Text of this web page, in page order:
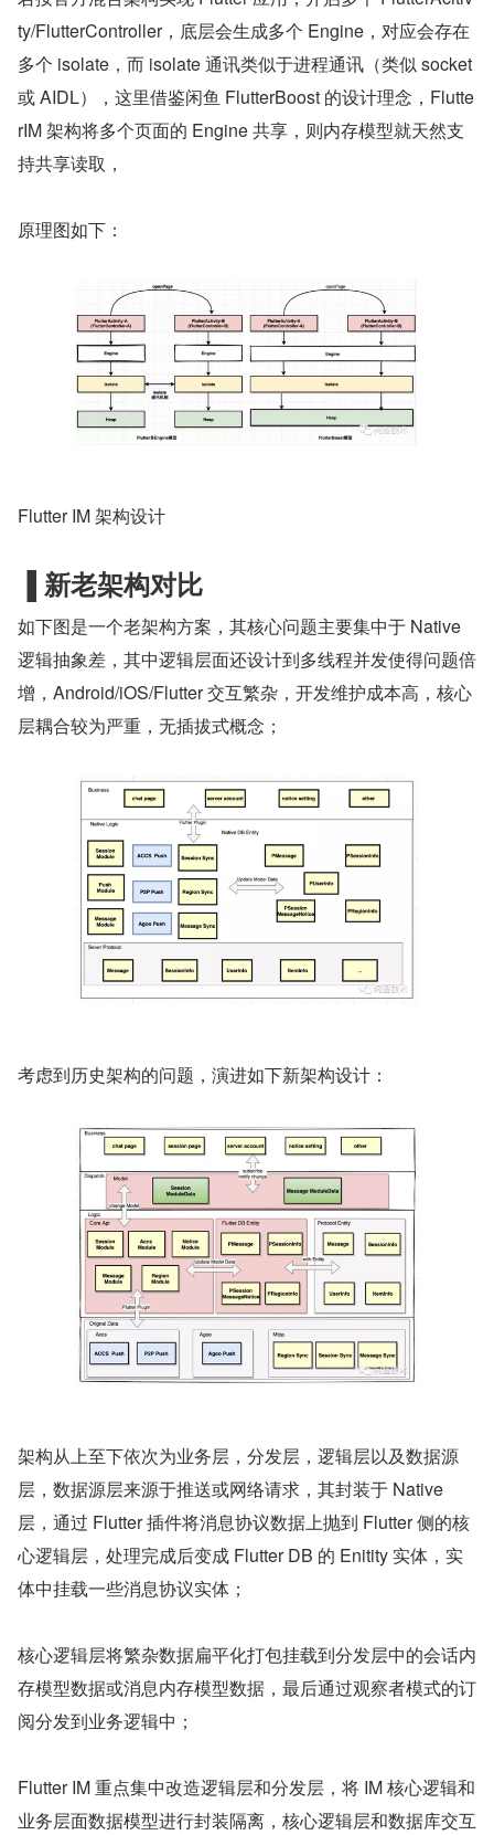
ty/FlutterController，底层会生成多个 Engine，对应会存在
多个 isolate，而 isolate 通讯类似于进程通讯（类似 socket
或 AIDL），这里借鉴闲鱼 FlutterBoost 的设计理念，Flutte
rIM 架构将多个页面的 Engine 共享，则内存模型就天然支
持共享读取，
原理图如下：
Flutter IM 架构设计
新老架构对比
如下图是一个老架构方案，其核心问题主要集中于 Native
逻辑抽象差，其中逻辑层面还设计到多线程并发使得问题倍
增，Android/iOS/Flutter 交互繁杂，开发维护成本高，核心
层耦合较为严重，无插拔式概念；
考虑到历史架构的问题，演进如下新架构设计：
架构从上至下依次为业务层，分发层，逻辑层以及数据源
层，数据源层来源于推送或网络请求，其封装于 Native
层，通过 Flutter 插件将消息协议数据上抛到 Flutter 侧的核
心逻辑层，处理完成后变成 Flutter DB 的 Enitity 实体，实
体中挂载一些消息协议实体；
核心逻辑层将繁杂数据扁平化打包挂载到分发层中的会话内
存模型数据或消息内存模型数据，最后通过观察者模式的订
阅分发到业务逻辑中；
Flutter IM 重点集中改造逻辑层和分发层，将 IM 核心逻辑和
业务层面数据模型进行封装隔离，核心逻辑层和数据库交互